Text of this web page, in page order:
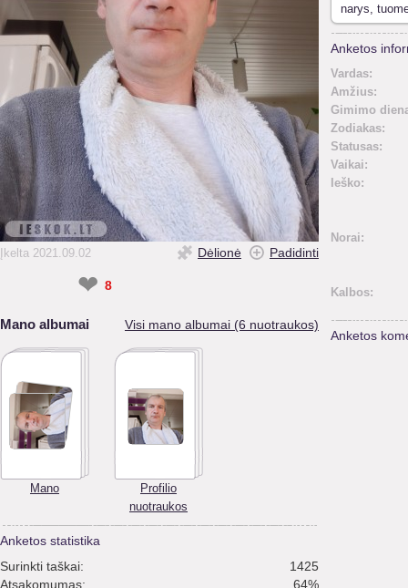
Įkelta 2021.09.02 Dėlionė Padidinti
❤ 8
Mano albumai Visi mano albumai (6 nuotraukos)
Mano
Profilio
nuotraukos
Anketos statistika
Surinkti taškai:
1425
Atsakomumas:
64%
narys,
Anketos
Vardas:
Amžius:
Gimimo
Zodiakas:
Statusas:
Vaikai:
Ieško:
Norai:
Kalbos:
Anketos